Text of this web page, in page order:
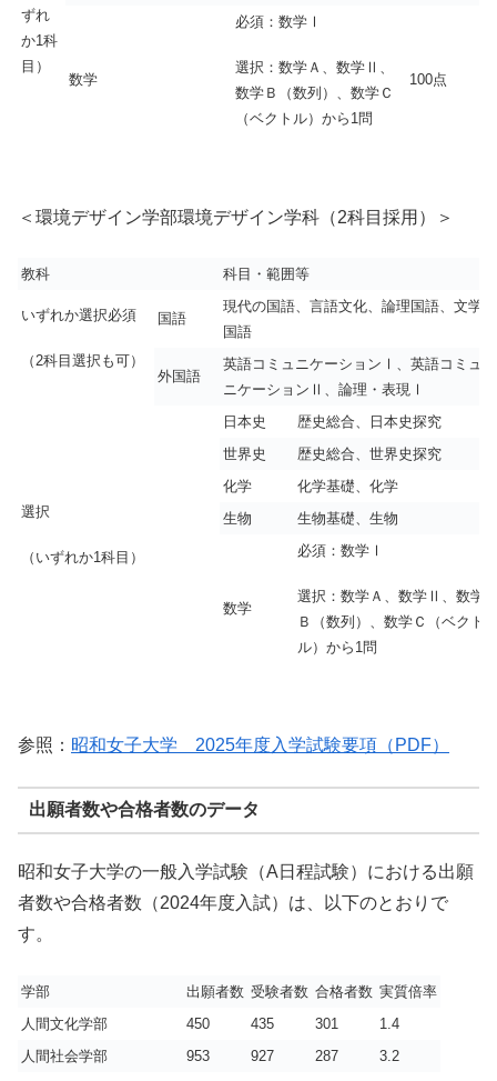
ずれ
か1科
目）
数学
必須：数学Ⅰ
選択：数学Ａ、数学Ⅱ、
数学Ｂ（数列）、数学Ｃ
（ベクトル）から1問
100点
＜環境デザイン学部環境デザイン学科（2科目採用）＞
教科 科目・範囲等
いずれか選択必須
（2科目選択も可）
国語
現代の国語、言語文化、論理国語、文学
国語
外国語
英語コミュニケーションⅠ、英語コミュ
ニケーションⅡ、論理・表現Ⅰ
選択
（いずれか1科目）
日本史 歴史総合、日本史探究
世界史
歴史総合、世界史探究
化学
化学基礎、化学
生物
生物基礎、生物
数学
必須：数学Ⅰ
選択：数学Ａ、数学Ⅱ、数学
Ｂ（数列）、数学Ｃ（ベクト
ル）から1問
参照： 昭和女子大学 2025年度入学試験要項（PDF）
出願者数や合格者数のデータ
昭和女子大学の一般入学試験（A日程試験）における出願
者数や合格者数（2024年度入試）は、以下のとおりで
す。
学部 出願者数 受験者数 合格者数 実質倍率
人間文化学部
450 435 301
1.4
人間社会学部
953 927 287
3.2